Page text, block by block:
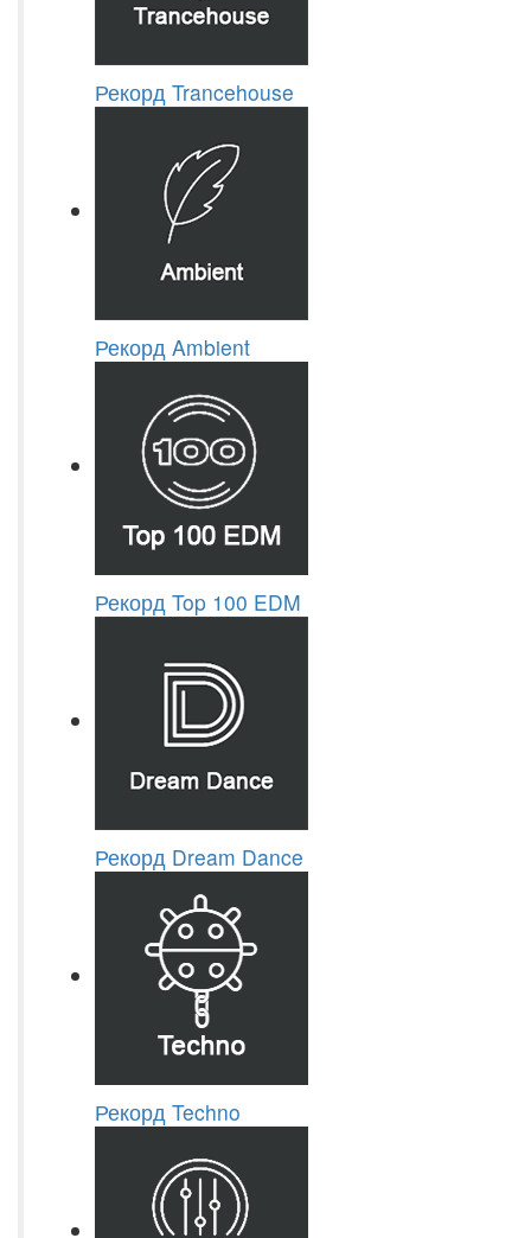
Рекорд Trancehouse
Рекорд Ambient
Рекорд Top 100 EDM
Рекорд Dream Dance
Рекорд Techno